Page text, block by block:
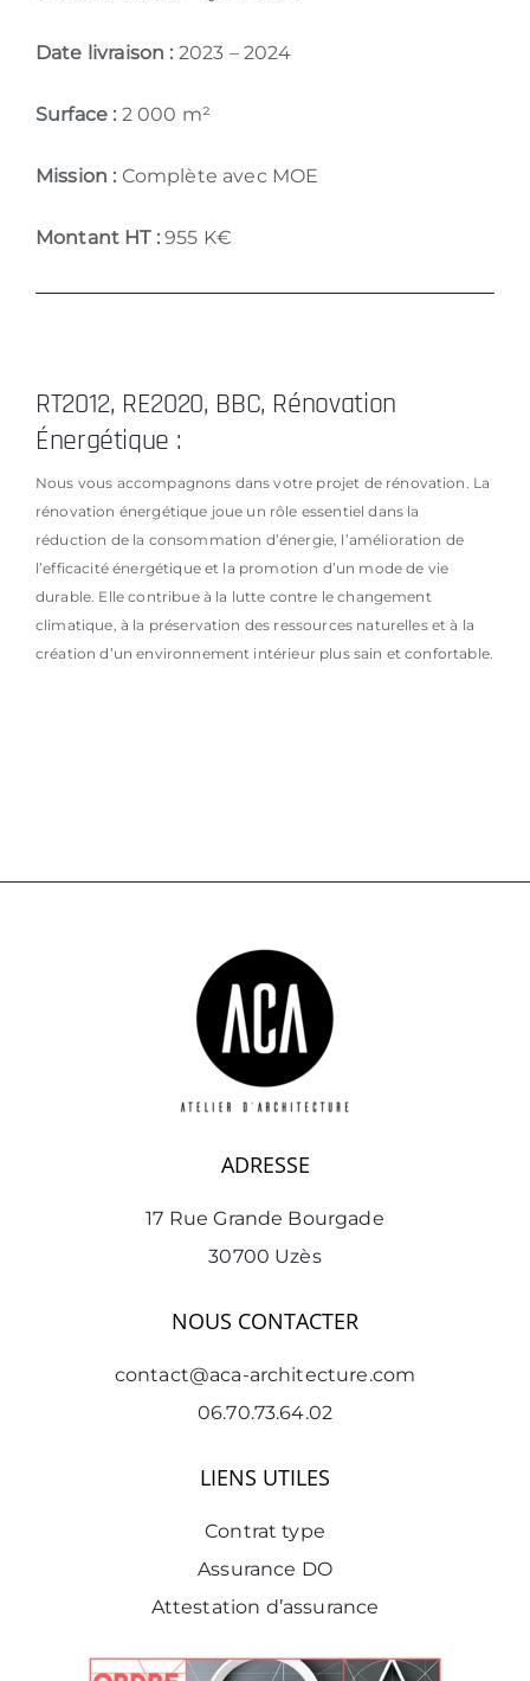
Date livraison : 2023 – 2024
Surface : 2 000 m²
Mission : Complète avec MOE
Montant HT :955 K€
RT2012, RE2020, BBC, Rénovation
Énergétique :
Nous vous accompagnons dans votre projet de rénovation. La
rénovation énergétique joue un rôle essentiel dans la
réduction de la consommation d’énergie, l’amélioration de
l’efficacité énergétique et la promotion d’un mode de vie
durable. Elle contribue à la lutte contre le changement
climatique, à la préservation des ressources naturelles et à la
création d’un environnement intérieur plus sain et confortable.
ADRESSE
17 Rue Grande Bourgade
30700 Uzès
NOUS CONTACTER
contact@aca-architecture.com
06.70.73.64.02
LIENS UTILES
Contrat type
Assurance DO
Attestation d’assurance